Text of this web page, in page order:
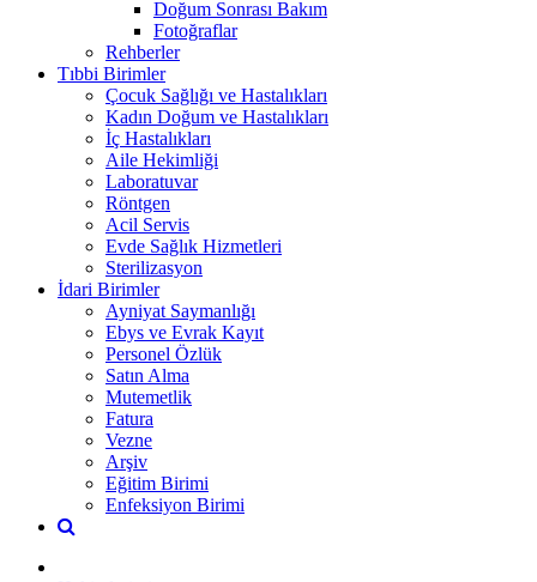
Doğum Sonrası Bakım
Fotoğraflar
Rehberler
Tıbbi Birimler
Çocuk Sağlığı ve Hastalıkları
Kadın Doğum ve Hastalıkları
İç Hastalıkları
Aile Hekimliği
Laboratuvar
Röntgen
Acil Servis
Evde Sağlık Hizmetleri
Sterilizasyon
İdari Birimler
Ayniyat Saymanlığı
Ebys ve Evrak Kayıt
Personel Özlük
Satın Alma
Mutemetlik
Fatura
Vezne
Arşiv
Eğitim Birimi
Enfeksiyon Birimi